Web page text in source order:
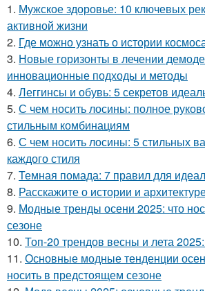
1. Мужское здоровье: 10 ключевых
активной жизни
2. Где можно узнать о истории
3. Новые горизонты в лечении
инновационные подходы и методы
4. Леггинсы и обувь: 5 секретов
5. С чем носить лосины: полное
стильным комбинациям
6. С чем носить лосины: 5 стильных
каждого стиля
7. Темная помада: 7 правил для
8. Расскажите о истории и
9. Модные тренды осени 2025: что
сезоне
10. Топ-20 трендов весны и лета
11. Основные модные тенденции
носить в предстоящем сезоне